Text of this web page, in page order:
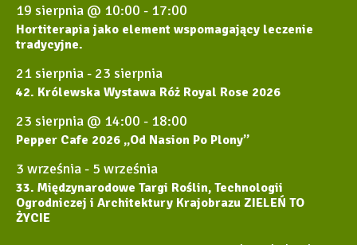
19 sierpnia @ 10:00 - 17:00
Hortiterapia jako element wspomagający leczenie
tradycyjne.
21 sierpnia- 23 sierpnia
42. Królewska Wystawa Róż Royal Rose 2026
23 sierpnia @ 14:00 - 18:00
Pepper Cafe 2026 „Od Nasion Po Plony”
3 września- 5 września
33. Międzynarodowe Targi Roślin, Technologii
Ogrodniczej i Architektury Krajobrazu ZIELEŃ TO
ŻYCIE